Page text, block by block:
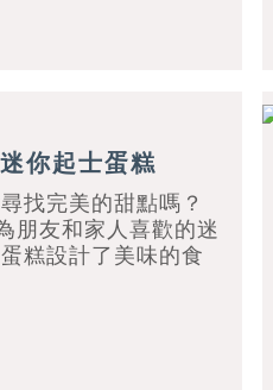
你起士蛋糕
找完美的甜點嗎？
朋友和家人喜歡的迷
糕設計了美味的食